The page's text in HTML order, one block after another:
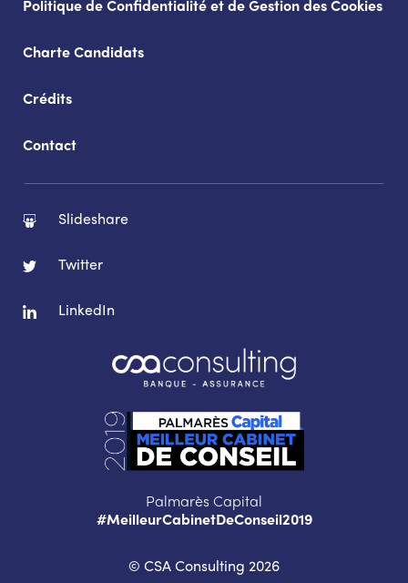
Palmarès Capital
#MeilleurCabinetDeConseil2019
© CSA Consulting 2026
Politique de Confidentialité et de Gestion des Cookies
Charte Candidats
Crédits
Contact
Slideshare
Twitter
LinkedIn